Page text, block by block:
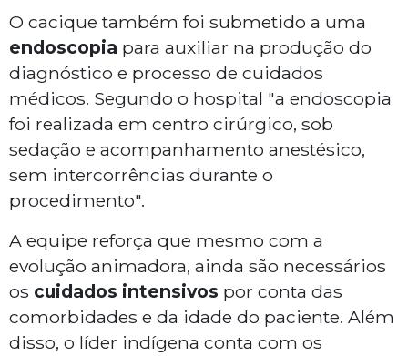
O cacique também foi submetido a uma
endoscopia para auxiliar na produção do
diagnóstico e processo de cuidados
médicos. Segundo o hospital "a endoscopia
foi realizada em centro cirúrgico, sob
sedação e acompanhamento anestésico,
sem intercorrências durante o
procedimento".
A equipe reforça que mesmo com a
evolução animadora, ainda são necessários
os cuidados intensivos por conta das
comorbidades e da idade do paciente. Além
disso, o líder indígena conta com os